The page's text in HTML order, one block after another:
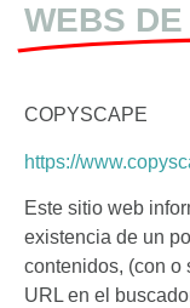
WEBS
COPYSCAPE
https://
Este sitio web
existencia de un
contenidos, (con o
URL en el